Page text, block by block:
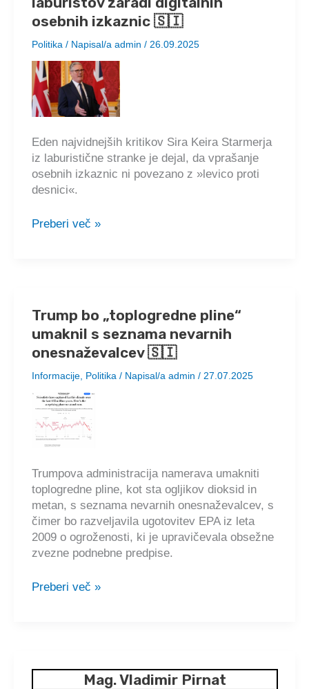
osebnih izkaznic 🇸🇮
Politika/ Napisal/a admin / 26.09.2025
Eden najvidnejših kritikov Sira Keira Starmerja
iz laburistične stranke je dejal, da vprašanje
osebnih izkaznic ni povezano z »levico proti
desnici«.
Starmer
zaradi
digitalnih
osebnih
🇸🇮
Preberi več »
Trump bo „toplogredne pline“
umaknil s seznama nevarnih
onesnaževalcev 🇸🇮
Informacije, Politika/ Napisal/a admin / 27.07.2025
Trumpova administracija namerava umakniti
toplogredne pline, kot sta ogljikov dioksid in
metan, s seznama nevarnih onesnaževalcev, s
čimer bo razveljavila ugotovitev EPA iz leta
2009 o ogroženosti, ki je upravičevala obsežne
zvezne podnebne predpise.
Trump
Preberi več »
Mag. Vladimir Pirnat